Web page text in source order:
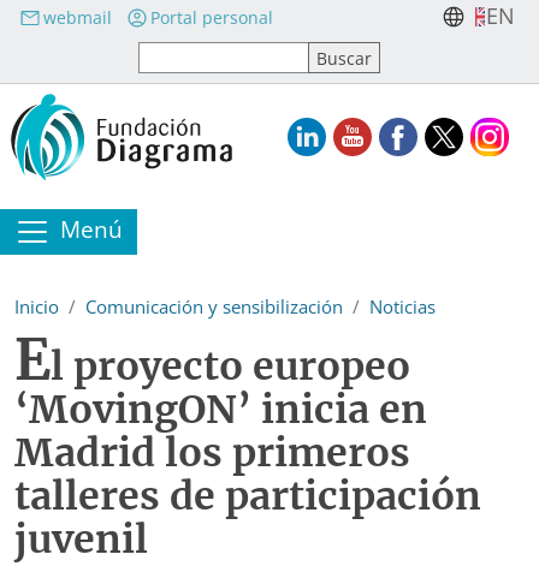
Pasar al contenido principal
webmail Portal personal EN
Menú
Inicio Comunicación y sensibilización Noticias
El proyecto europeo
‘MovingON’ inicia en
Madrid los primeros
talleres de participación
juvenil